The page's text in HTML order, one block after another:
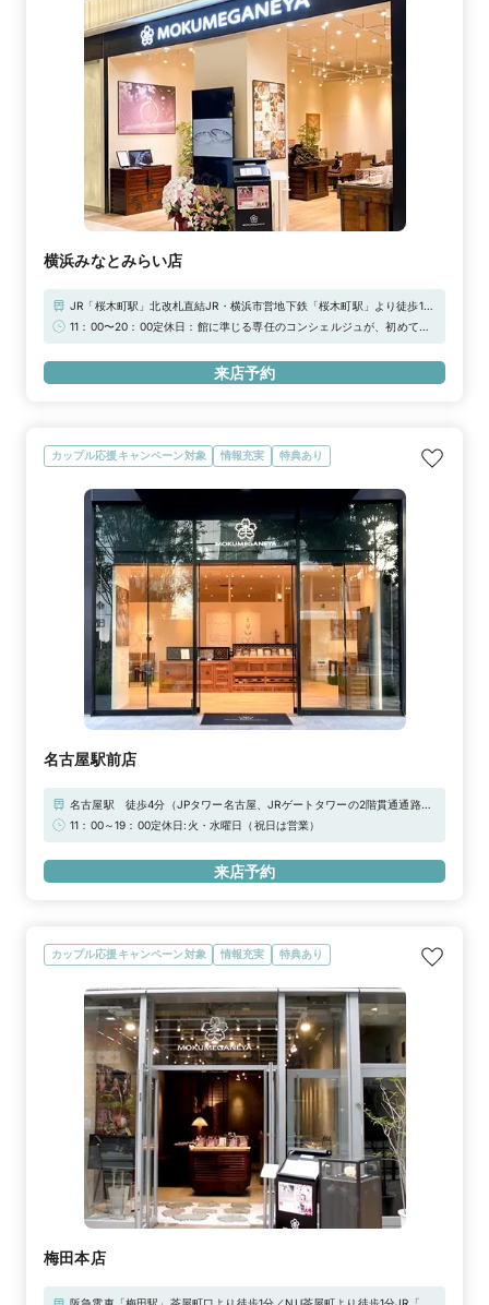
横浜みなとみらい店
JR「桜木町駅」北改札直結JR・横浜市営地下鉄「桜木町駅」より徒歩1分
みなとみらい線「みなとみらい駅」より徒歩7分
11：00〜20：00定休日：館に準じる専任のコンシェルジュが、初めての
さい。
来店予約
カップル応援キャンペーン対象 情報充実 特典あり
名古屋駅前店
名古屋駅 徒歩4分（JPタワー名古屋、JRゲートタワーの2階貫通通路と
デッキで直結）市バスターミナル 徒歩1分
11：00～19：00定休日:火・水曜日（祝日は営業）
来店予約
カップル応援キャンペーン対象 情報充実 特典あり
梅田本店